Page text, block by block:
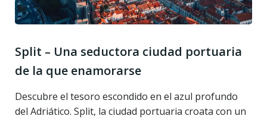
Split – Una seductora ciudad portuaria
de la que enamorarse
Descubre el tesoro escondido en el azul profundo
del Adriático. Split, la ciudad portuaria croata con un